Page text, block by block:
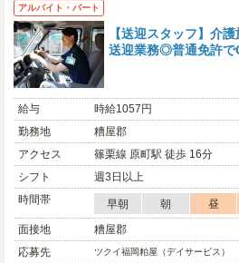
アルバイト・パート
【送迎スタッフ】介
送迎業務◎普通免許
給与
時給1057円
勤務地
糟屋郡
アクセス
篠栗線 原町駅 徒歩 16分
シフト
週3日以上
時間帯
早朝 朝 昼
面接地
糟屋郡
応募先
ツクイ福岡粕屋（デイサービス）